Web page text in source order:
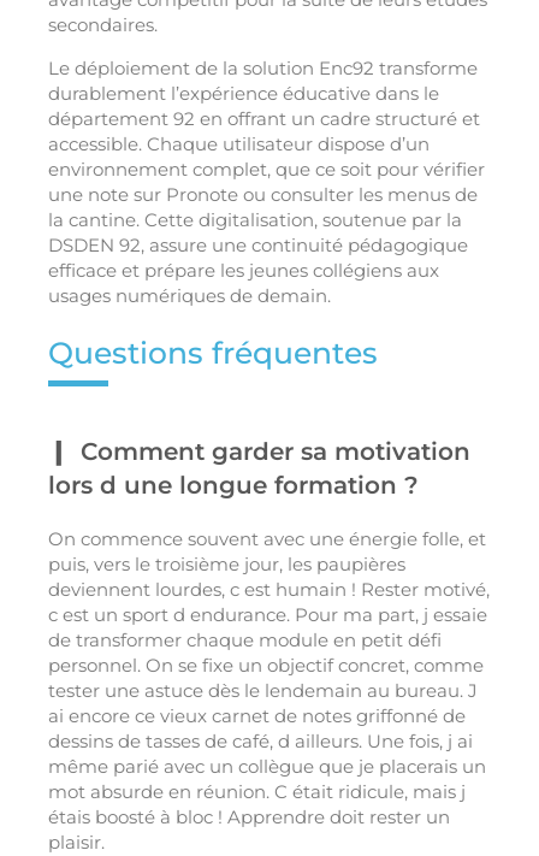
secondaires.
Le déploiement de la solution Enc92 transforme
durablement l’expérience éducative dans le
département 92 en offrant un cadre structuré et
accessible. Chaque utilisateur dispose d’un
environnement complet, que ce soit pour vérifier
une note sur Pronote ou consulter les menus de
la cantine. Cette digitalisation, soutenue par la
DSDEN 92, assure une continuité pédagogique
efficace et prépare les jeunes collégiens aux
usages numériques de demain.
Questions fréquentes
Comment garder sa motivation
lors d une longue formation ?
On commence souvent avec une énergie folle, et
puis, vers le troisième jour, les paupières
deviennent lourdes, c est humain ! Rester motivé,
c est un sport d endurance. Pour ma part, j essaie
de transformer chaque module en petit défi
personnel. On se fixe un objectif concret, comme
tester une astuce dès le lendemain au bureau. J
ai encore ce vieux carnet de notes griffonné de
dessins de tasses de café, d ailleurs. Une fois, j ai
même parié avec un collègue que je placerais un
mot absurde en réunion. C était ridicule, mais j
étais boosté à bloc ! Apprendre doit rester un
plaisir.